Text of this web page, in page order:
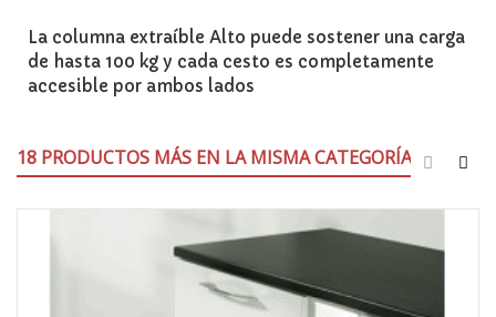
La columna extraíble Alto puede sostener una carga
de hasta 100 kg y cada cesto es completamente
accesible por ambos lados
18 PRODUCTOS MÁS EN LA MISMA CATEGORÍA: